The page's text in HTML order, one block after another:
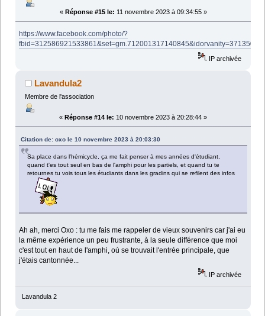
« Réponse #15 le: 11 novembre 2023 à 09:34:55 »
https://www.facebook.com/photo/?
IP archivée
Lavandula2
Membre de l'association
« Réponse #14 le: 10 novembre 2023 à 20:28:44 »
Citation de: oxo le 10 novembre 2023 à 20:03:30
Sa place dans l'hémicycle, ça me fait penser à mes années d'étudiant,
quand t'es tout seul en bas de l'amphi pour les partiels, et quand tu te
retournes tu vois tous les étudiants dans les gradins qui se refilent des infos
Ah ah, merci Oxo : tu me fais me rappeler de vieux souvenirs car j'ai eu
la même expérience un peu frustrante, à la seule différence que moi
c'est tout en haut de l'amphi, où se trouvait l'entrée principale, que
j'étais cantonnée...
IP archivée
Lavandula 2